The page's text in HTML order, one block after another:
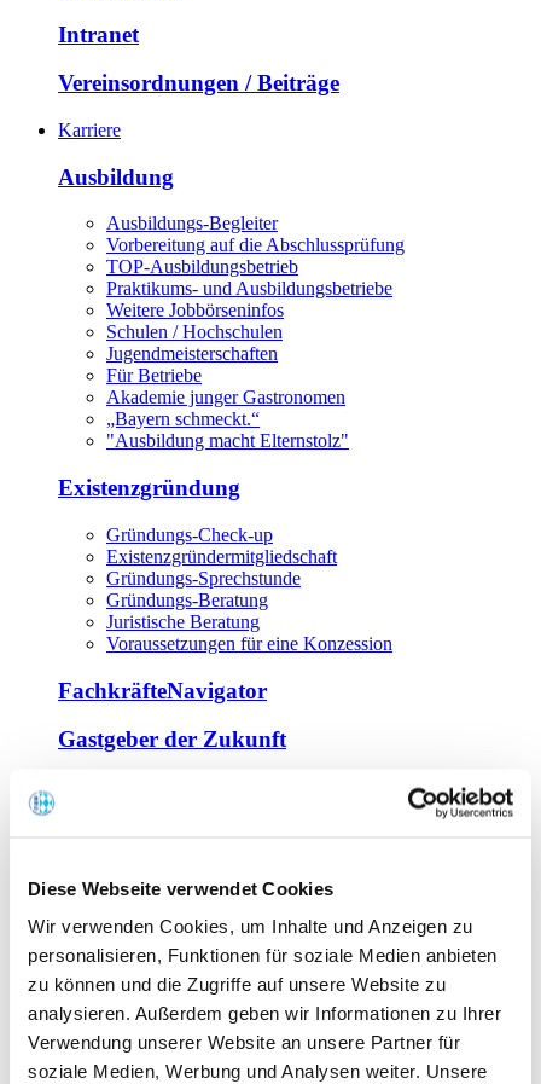
Diese Webseite verwendet Cookies
Wir verwenden Cookies, um Inhalte und Anzeigen zu
personalisieren, Funktionen für soziale Medien anbieten
zu können und die Zugriffe auf unsere Website zu
analysieren. Außerdem geben wir Informationen zu Ihrer
Verwendung unserer Website an unsere Partner für
soziale Medien, Werbung und Analysen weiter. Unsere
Intranet
Vereinsordnungen / Beiträge
Karriere
Ausbildung
Ausbildungs-Begleiter
Vorbereitung auf die Abschlussprüfung
TOP-Ausbildungsbetrieb
Praktikums- und Ausbildungsbetriebe
Weitere Jobbörseninfos
Schulen / Hochschulen
Jugendmeisterschaften
Für Betriebe
Akademie junger Gastronomen
„Bayern schmeckt.“
"Ausbildung macht Elternstolz"
Existenzgründung
Gründungs-Check-up
Existenzgründermitgliedschaft
Gründungs-Sprechstunde
Gründungs-Beratung
Juristische Beratung
Voraussetzungen für eine Konzession
FachkräfteNavigator
Gastgeber der Zukunft
Offene Seminare
Tagen im Palais
Wirte-und Unternehmerbrief
Lernplattform BOUNTI
Partner
Branchennahe Organisationen